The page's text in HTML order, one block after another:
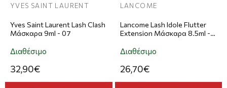
YVES SAINT LAURENT
Yves Saint Laurent Lash Clash
Μάσκαρα 9ml - 07
Διαθέσιμο
32,90€
LANCOME
Lancome Lash Idole Flutter
Extension Μάσκαρα 8.5ml -
Διαθέσιμο
26,70€